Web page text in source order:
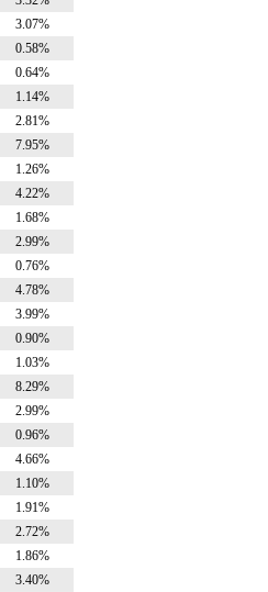
3.07%
0.58%
0.64%
1.14%
2.81%
7.95%
1.26%
4.22%
1.68%
2.99%
0.76%
4.78%
3.99%
0.90%
1.03%
8.29%
2.99%
0.96%
4.66%
1.10%
1.91%
2.72%
1.86%
3.40%